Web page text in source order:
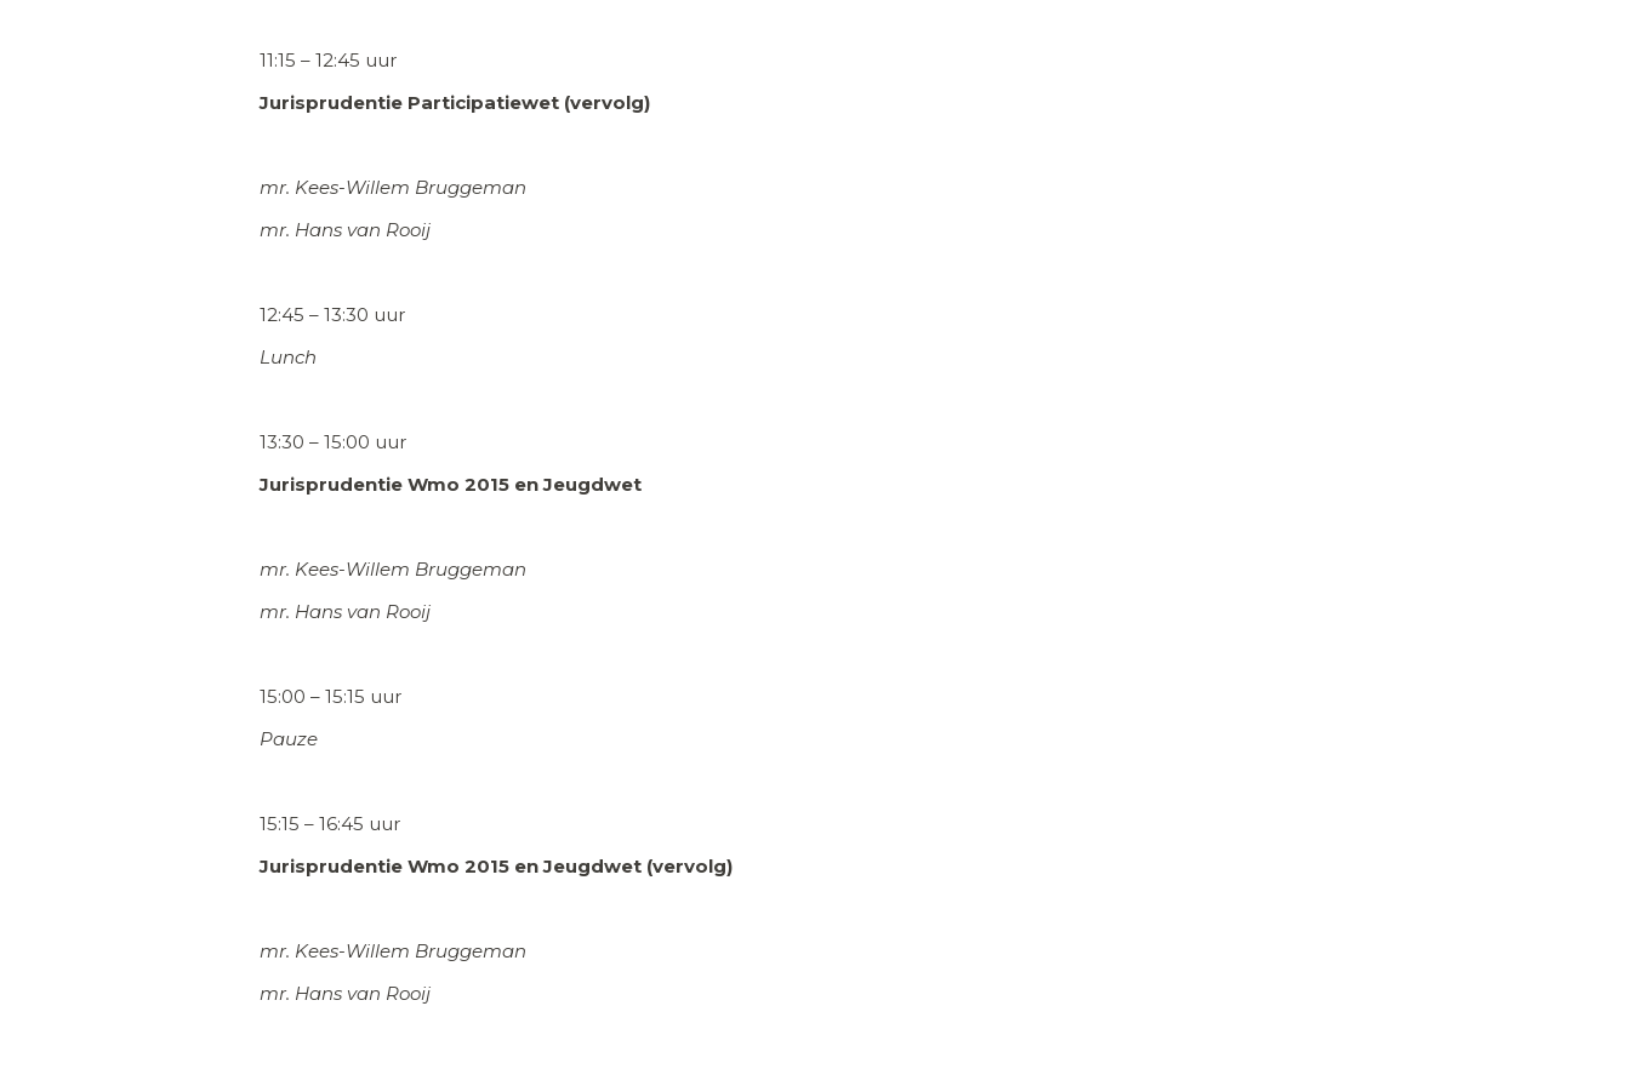
11:15 – 12:45 uur
Jurisprudentie Participatiewet (vervolg)
mr. Kees-Willem Bruggeman
mr. Hans van Rooij
12:45 – 13:30 uur
Lunch
13:30 – 15:00 uur
Jurisprudentie Wmo 2015 en Jeugdwet
mr. Kees-Willem Bruggeman
mr. Hans van Rooij
15:00 – 15:15 uur
Pauze
15:15 – 16:45 uur
Jurisprudentie Wmo 2015 en Jeugdwet (vervolg)
mr. Kees-Willem Bruggeman
mr. Hans van Rooij